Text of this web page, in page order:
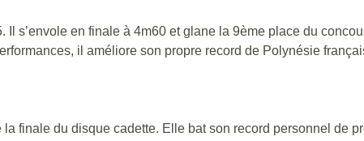
s’envole en finale à 4m60 et glane la 9ème place du
il améliore son propre record de Polynésie
finale du disque cadette. Elle bat son record personnel de